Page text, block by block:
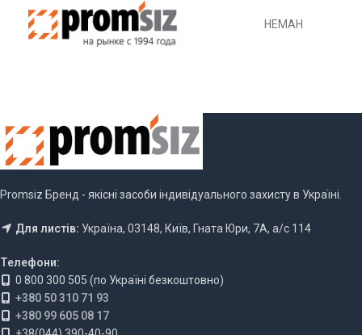
НЕМАН
Promsiz Бренд - якісні засоби індивідуального захисту в Україні.
Для листів: Україна, 03148, Київ, Гната Юри, 7А, а/с 114
Телефони:
0 800 300 505 (по Україні безкоштовно)
+380 50 310 71 93
+380 99 605 08 17